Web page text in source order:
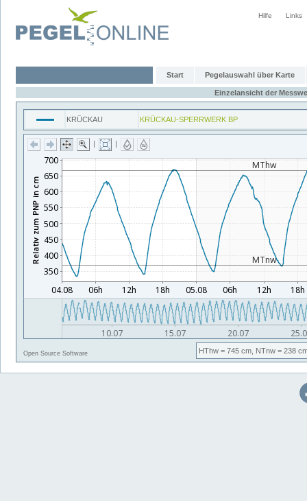
Hilfe Links
Start Pegelauswahl über Karte
Einzelansicht der
KRÜCKAU KRÜCKAU-SPERRWERK BP
| |
Open Source Software HThw = 745 cm, NTnw = 238